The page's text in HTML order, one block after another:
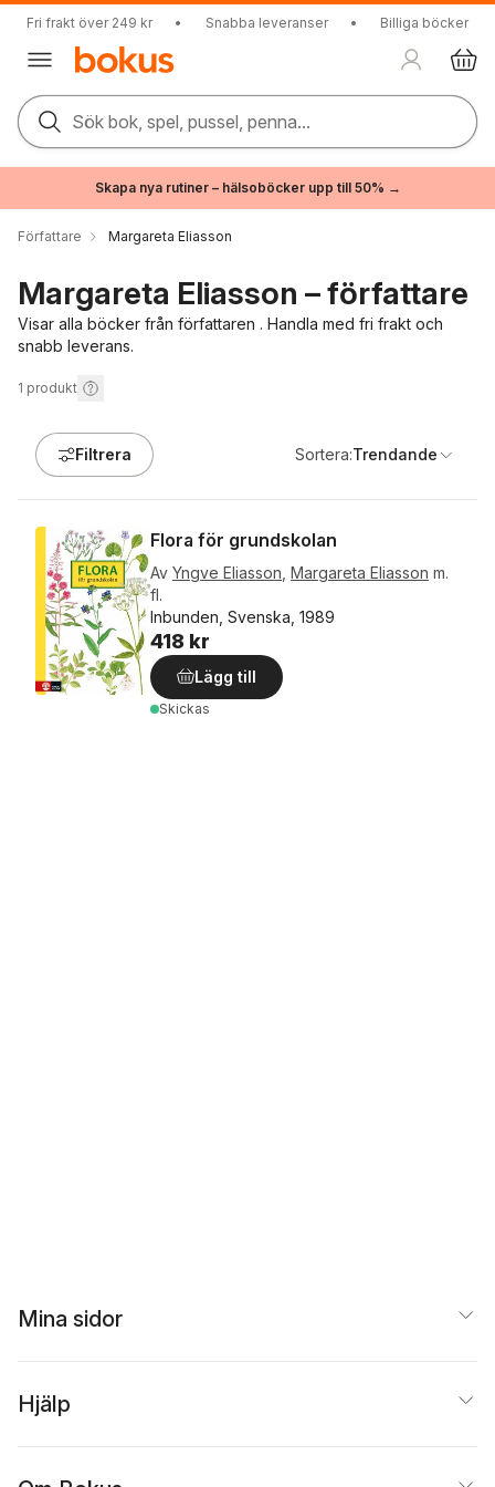
Fri frakt över 249 kr • Snabba leveranser • Billiga böcker
Sök bok, spel, pussel, penna...
Skapa nya rutiner – hälsoböcker upp till 50% →
Författare Margareta Eliasson
Margareta Eliasson – författare
Visar alla böcker från författaren . Handla med fri frakt och
snabb leverans.
1 produkt
Filtrera Sortera:Trendande
Flora för grundskolan
Av Yngve Eliasson Margareta Eliasson m.
fl.
Inbunden, Svenska, 1989
418 kr
Lägg till
Skickas
Mina sidor
Hjälp